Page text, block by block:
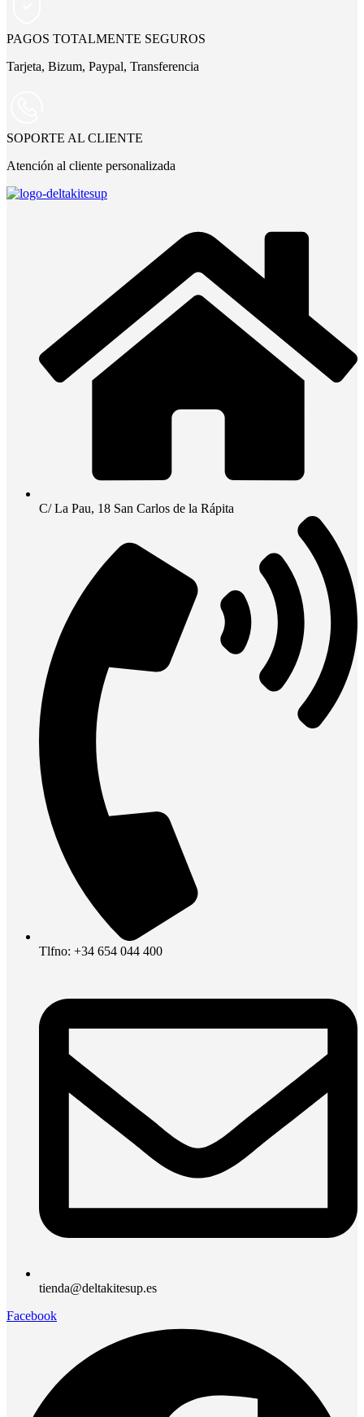
PAGOS TOTALMENTE SEGUROS
Tarjeta, Bizum, Paypal, Transferencia
SOPORTE AL CLIENTE
Atención al cliente personalizada
C/ La Pau, 18 San Carlos de la Rápita
Tlfno: +34 654 044 400
tienda@deltakitesup.es
Facebook